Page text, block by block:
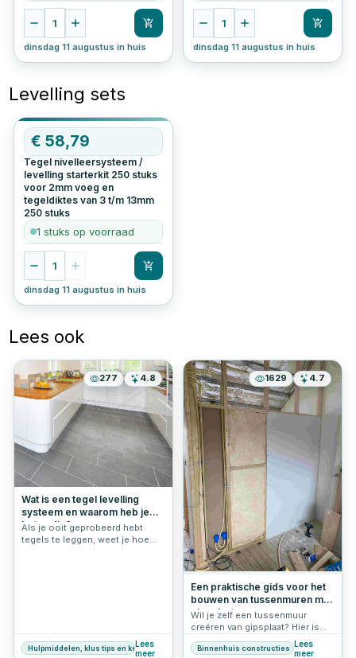
1
dinsdag 11 augustus in huis
1
dinsdag 11 augustus in huis
Levelling sets
OP=OP
€58,79
Tegel nivelleersysteem /
levelling starterkit 250 stuks
voor 2mm voeg en
tegeldiktes van 3 t/m 13mm
250 stuks
1 stuks op voorraad
1
dinsdag 11 augustus in huis
Lees ook
277 4.8
Wat is een tegel levelling
systeem en waarom heb je
het nodig?
Als je ooit geprobeerd hebt
tegels te leggen, weet je hoe
biedt een tegel levelling
systeem een eenvoudige en
Hulpmiddelen, klus tips en keuzehulp
Lees
meer
1629 4.7
Een praktische gids voor het
bouwen van tussenmuren met
gipsplaat
Wil je zelf een tussenmuur
creëren van gipsplaat? Hier is
een handige gids voor het
maken van een scheidingswand
Binnenhuis constructies Lees
meer